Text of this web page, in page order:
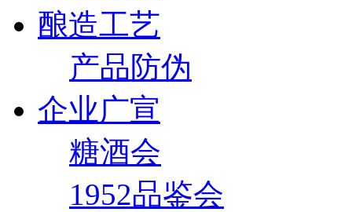
酿造工艺
产品防伪
企业广宣
糖酒会
1952品鉴会